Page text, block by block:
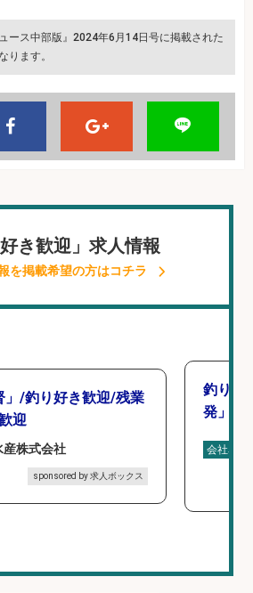
ース中部版』2024年6月14日号に掲載された
ります。
好き歓迎」求人情報
を掲載希望の方はコチラ
」/釣り好き歓迎/残業
迎
産株式会社
sponsored by 求人ボックス
釣り好
発」/
会社名